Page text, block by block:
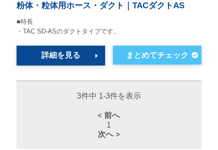
粉体・粒体用ホース・ダクト｜TACダクトAS
■特長
・TAC SD-ASのダクトタイプです。
詳細を見る
3件中 1-3件を表示
前へ
1
次へ